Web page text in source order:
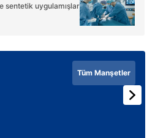
sentetik uygulamışlar
Tüm Manşetler